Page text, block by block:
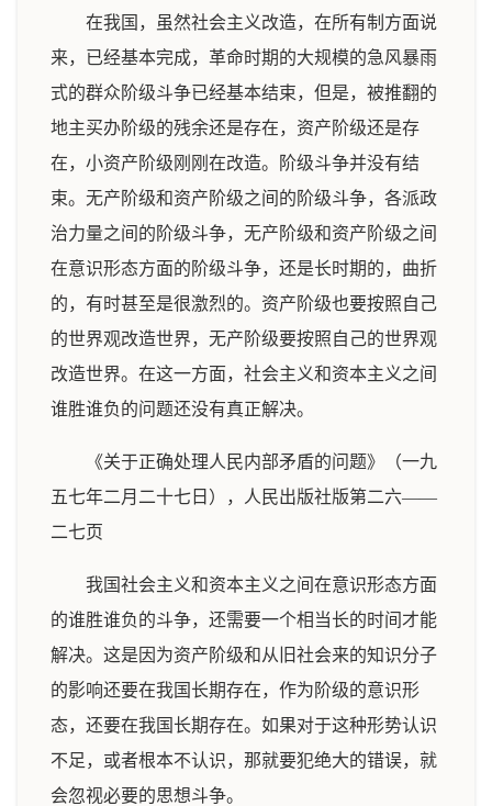
在我国，虽然社会主义改造，在所有制方面说
来，已经基本完成，革命时期的大规模的急风暴雨
式的群众阶级斗争已经基本结束，但是，被推翻的
地主买办阶级的残余还是存在，资产阶级还是存
在，小资产阶级刚刚在改造。阶级斗争并没有结
束。无产阶级和资产阶级之间的阶级斗争，各派政
治力量之间的阶级斗争，无产阶级和资产阶级之间
在意识形态方面的阶级斗争，还是长时期的，曲折
的，有时甚至是很激烈的。资产阶级也要按照自己
的世界观改造世界，无产阶级要按照自己的世界观
改造世界。在这一方面，社会主义和资本主义之间
谁胜谁负的问题还没有真正解决。
《关于正确处理人民内部矛盾的问题》（一九
五七年二月二十七日），人民出版社版第二六——
二七页
我国社会主义和资本主义之间在意识形态方面
的谁胜谁负的斗争，还需要一个相当长的时间才能
解决。这是因为资产阶级和从旧社会来的知识分子
的影响还要在我国长期存在，作为阶级的意识形
态，还要在我国长期存在。如果对于这种形势认识
不足，或者根本不认识，那就要犯绝大的错误，就
会忽视必要的思想斗争。